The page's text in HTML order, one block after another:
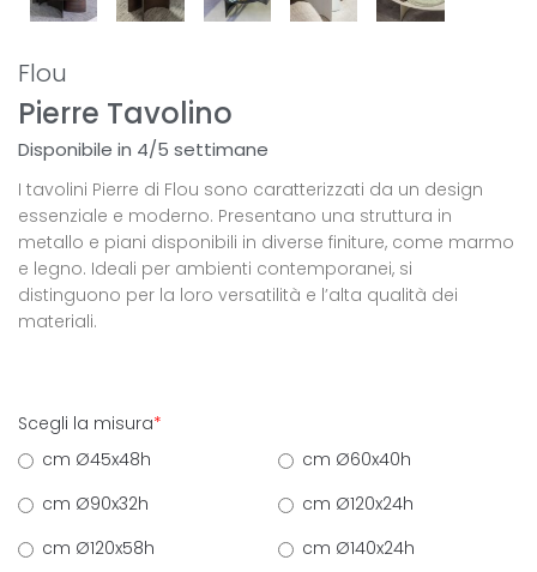
Flou
Pierre Tavolino
Disponibile in 4/5 settimane
I tavolini Pierre di Flou sono caratterizzati da un design
essenziale e moderno. Presentano una struttura in
metallo e piani disponibili in diverse finiture, come marmo
e legno. Ideali per ambienti contemporanei, si
distinguono per la loro versatilità e l’alta qualità dei
materiali.
Scegli la misura*
cm Ø45x48h
cm Ø60x40h
cm Ø90x32h
cm Ø120x24h
cm Ø120x58h
cm Ø140x24h